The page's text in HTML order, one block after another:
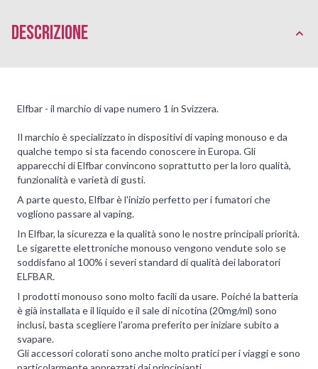
Descrizione
Elfbar - il marchio di vape numero 1 in Svizzera.
Il marchio è specializzato in dispositivi di vaping monouso e da
qualche tempo si sta facendo conoscere in Europa. Gli
apparecchi di Elfbar convincono soprattutto per la loro qualità,
funzionalità e varietà di gusti.
A parte questo, Elfbar è l'inizio perfetto per i fumatori che
vogliono passare al vaping.
In Elfbar, la sicurezza e la qualità sono le nostre principali priorità.
Le sigarette elettroniche monouso vengono vendute solo se
soddisfano al 100% i severi standard di qualità dei laboratori
ELFBAR.
I prodotti monouso sono molto facili da usare. Poiché la batteria
è già installata e il liquido e il sale di nicotina (20mg/ml) sono
inclusi, basta scegliere l'aroma preferito per iniziare subito a
svapare.
Gli accessori colorati sono anche molto pratici per i viaggi e sono